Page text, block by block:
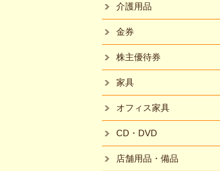
介護用品
金券
株主優待券
家具
オフィス家具
CD・DVD
店舗用品・備品